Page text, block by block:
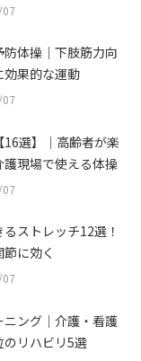
体操｜下肢筋力向
果的な運動
選】｜高齢者が楽
護現場で使える体操
ストレッチ12選！
に効く
ング｜介護・看護
のリハビリ5選